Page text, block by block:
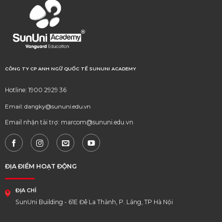
CÔNG TY CP ANH NGỮ QUỐC TẾ SUNUNI ACADEMY
Hotline: 1900 2929 36
Email: dangky@sununi.edu.vn
Email nhận tài trợ: marcom@sununi.edu.vn
ĐỊA ĐIỂM HOẠT ĐỘNG
ĐỊA CHỈ
SunUni Building - 61E Đê La Thành, P. Láng, TP Hà Nội